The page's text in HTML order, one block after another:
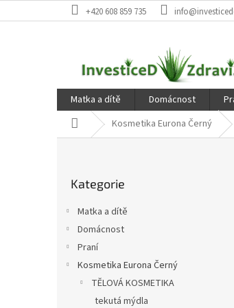
na
+420 608 859 735
Matka a dítě Domácnost
Domů Kosmetika Eurona Černý
kategorie
Kategorie
Matka a dítě
Domácnost
Praní
Kosmetika Eurona Černý
TĚLOVÁ KOSMETIKA
tekutá mýdla